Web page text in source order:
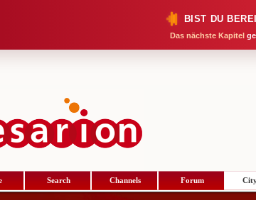
BIST DU
Das nächste Kapitel
Search Channels Forum